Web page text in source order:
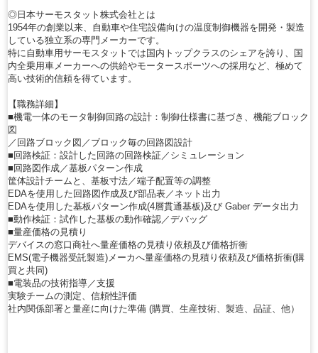
◎日本サーモスタット株式会社とは
1954年の創業以来、自動車や住宅設備向けの温度制御機器を開発・製造
している独立系の専門メーカーです。
特に自動車用サーモスタットでは国内トップクラスのシェアを誇り、国
内全乗用車メーカーへの供給やモータースポーツへの採用など、極めて
高い技術的信頼を得ています。
【職務詳細】
■機電一体のモータ制御回路の設計：制御仕様書に基づき、機能ブロック
図
／回路ブロック図／ブロック毎の回路図設計
■回路検証：設計した回路の回路検証／シミュレーション
■回路図作成／基板パターン作成
筐体設計チームと、基板寸法／端子配置等の調整
EDAを使用した回路図作成及び部品表／ネット出力
EDAを使用した基板パターン作成(4層貫通基板)及び Gaber データ出力
■動作検証：試作した基板の動作確認／デバッグ
■量産価格の見積り
デバイスの窓口商社へ量産価格の見積り依頼及び価格折衝
EMS(電子機器受託製造)メーカへ量産価格の見積り依頼及び価格折衝(購
買と共同)
■電装品の技術指導／支援
実験チームの測定、信頼性評価
社内関係部署と量産に向けた準備 (購買、生産技術、製造、品証、他）